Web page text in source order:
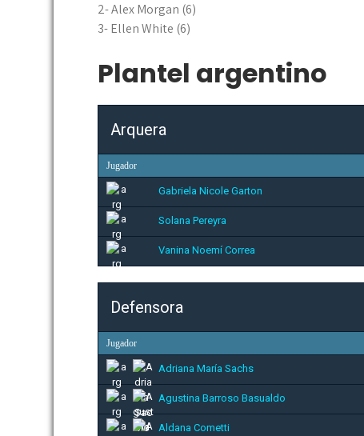
2- Alex Morgan (6)
3- Ellen White (6)
Plantel argentino
Arquera
Jugador
Gabriela Nicole Garton
Solana Pereyra
Vanina Noemí Correa
Defensora
Jugador
Adriana María Sachs
Agustina Barroso Basualdo
Aldana Cometti